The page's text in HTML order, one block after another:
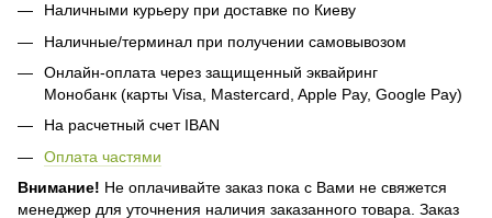
Наличными курьеру при доставке по Киеву
Наличные/терминал при получении самовывозом
Онлайн-оплата через защищенный эквайринг
Монобанк (карты Visa, Mastercard, Apple Pay, Google Pay)
На расчетный счет IBAN
Оплата частями
Внимание! Не оплачивайте заказ пока с Вами не свяжется
менеджер для уточнения наличия заказанного товара. Заказ